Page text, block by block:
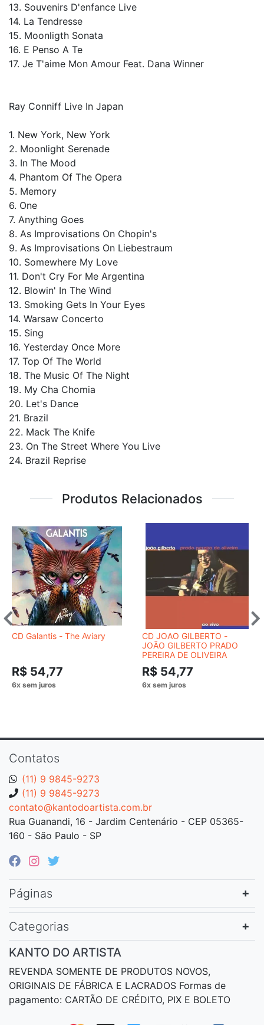
13. Souvenirs D'enfance Live
14. La Tendresse
15. Moonligth Sonata
16. E Penso A Te
17. Je T'aime Mon Amour Feat. Dana Winner
Ray Conniff Live In Japan
1. New York, New York
2. Moonlight Serenade
3. In The Mood
4. Phantom Of The Opera
5. Memory
6. One
7. Anything Goes
8. As Improvisations On Chopin's
9. As Improvisations On Liebestraum
10. Somewhere My Love
11. Don't Cry For Me Argentina
12. Blowin' In The Wind
13. Smoking Gets In Your Eyes
14. Warsaw Concerto
15. Sing
16. Yesterday Once More
17. Top Of The World
18. The Music Of The Night
19. My Cha Chomia
20. Let's Dance
21. Brazil
22. Mack The Knife
23. On The Street Where You Live
24. Brazil Reprise
Produtos Relacionados
CD Galantis - The Aviary
R$ 54,77
CD JOAO GILBERTO -
JOÃO GILBERTO PRADO
PEREIRA DE OLIVEIRA
R$ 54,77
Contatos
(11) 9 9845-9273
(11) 9 9845-9273
contato@kantodoartista.com.br
Rua Guanandi, 16 - Jardim Centenário - CEP 05365-
160 - São Paulo - SP
Páginas
Categorias
KANTO DO ARTISTA
REVENDA SOMENTE DE PRODUTOS NOVOS,
ORIGINAIS DE FÁBRICA E LACRADOS Formas de
pagamento: CARTÃO DE CRÉDITO, PIX E BOLETO